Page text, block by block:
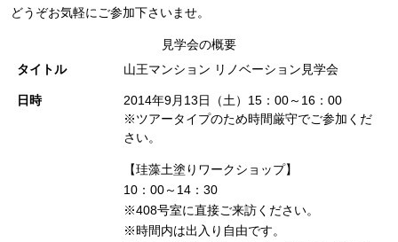
どうぞお気軽にご参加下さいませ。
見学会の概要
タイトル
山王マンション リノベーション見学会
日時
2014年9月13日（土）15：00～16：00
※ツアータイプのため時間厳守でご参加くだ
さい。
【珪藻土塗りワークショップ】
10：00～14：30
※408号室に直接ご来訪ください。
※時間内は出入り自由です。